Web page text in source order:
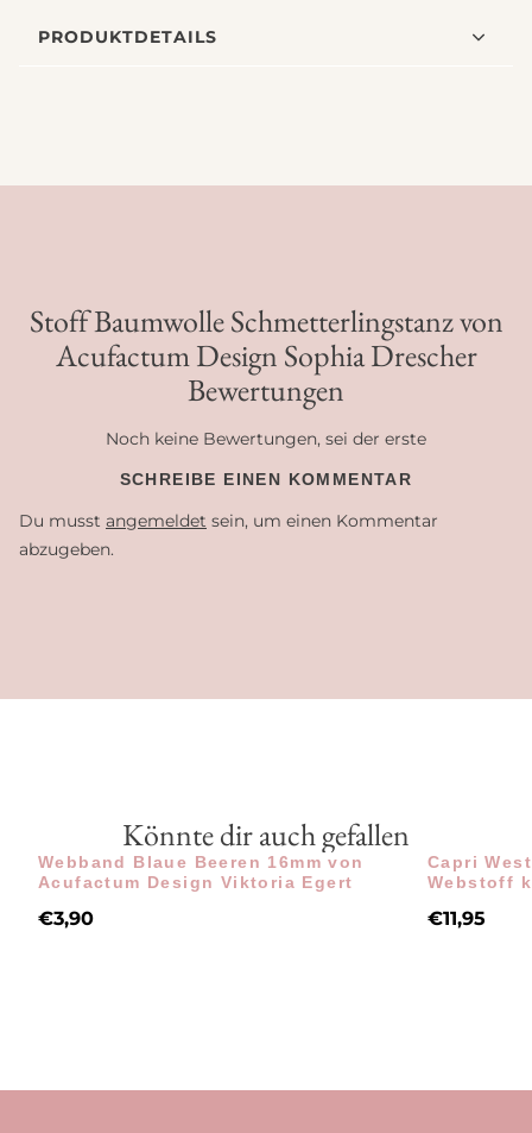
PRODUKTDETAILS
Stoff Baumwolle Schmetterlingstanz von
Acufactum Design Sophia Drescher
Bewertungen
Noch keine Bewertungen, sei der erste
SCHREIBE EINEN KOMMENTAR
Du musst angemeldet sein, um einen Kommentar
abzugeben.
Könnte dir auch gefallen
Webband Blaue Beeren 16mm von
Acufactum Design Viktoria Egert
€3,90
Capri
Webstoff
€11,95